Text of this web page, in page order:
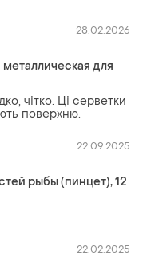
28.02.2026
для
чітко. Ці серветки
поверхню.
22.09.2025
рыбы (пинцет), 12
22.02.2025